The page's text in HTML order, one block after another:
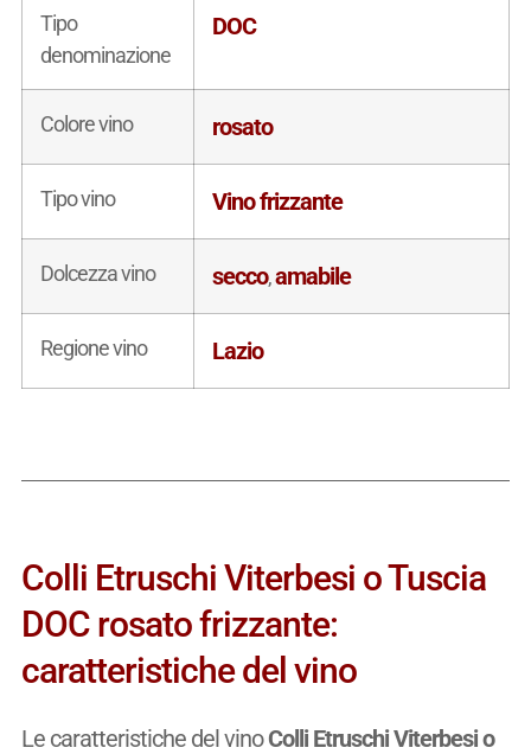
Tipo
denominazione
DOC
Colore vino rosato
Tipo vino Vino frizzante
Dolcezza vino secco,amabile
Regione vino Lazio
Colli Etruschi Viterbesi o Tuscia
DOC rosato frizzante:
caratteristiche del vino
Le caratteristiche del vinoColli Etruschi Viterbesi o